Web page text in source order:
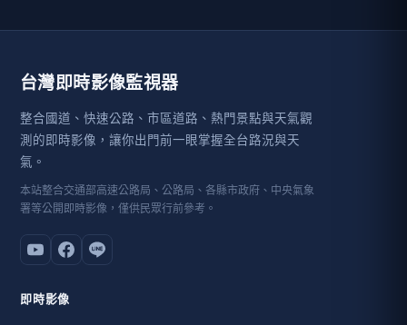
台灣即時影像監視器
整合國道、快速公路、市區道路、熱門景點與天氣觀
測的即時影像，讓你出門前一眼掌握全台路況與天
氣。
本站整合交通部高速公路局、公路局、各縣市政府、中央氣象
署等公開即時影像，僅供民眾行前參考。
即時影像